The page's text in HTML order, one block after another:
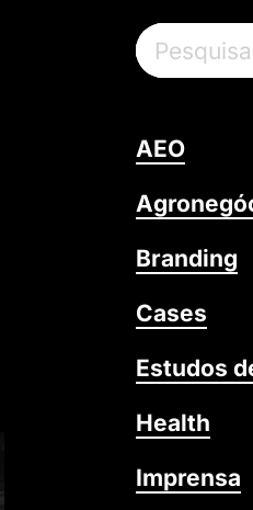
AEO
Branding
Cases
Estudos
Health
Imprensa